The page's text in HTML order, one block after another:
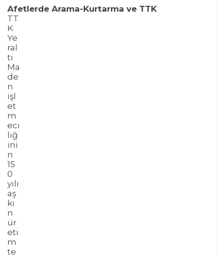
Afetlerde Arama-Kurtarma ve TTK
TT
K
Ye
ral
tı
Ma
de
n
işl
et
m
eci
liğ
ini
n
15
0
yılı
aş
kı
n
ür
eti
m
te